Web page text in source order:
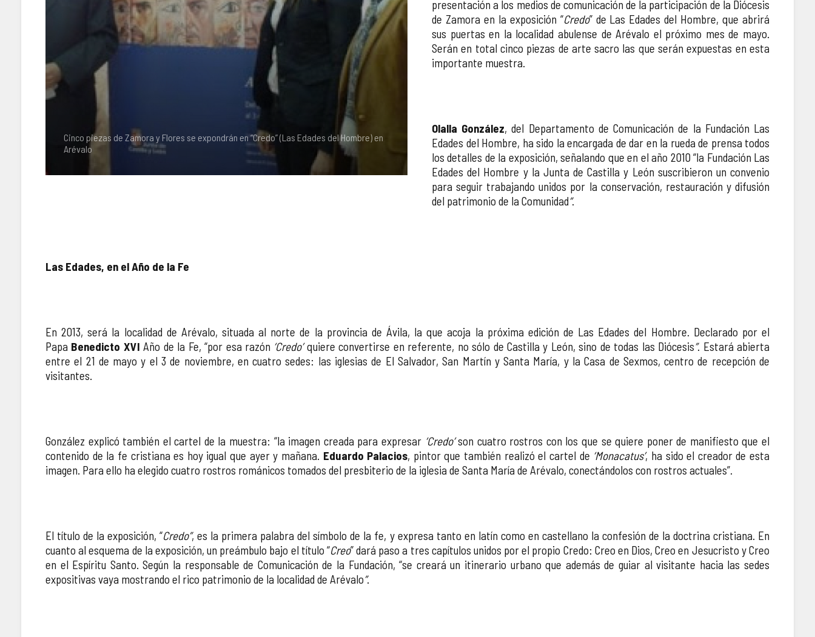
Cinco piezas de Zamora y Flores se expondrán en “Credo” (Las Edades del Hombre) en
Arévalo
presentación a los medios de comunicación de la participación de la Diócesis
de Zamora en la exposición “Credo” de Las Edades del Hombre, que abrirá
sus puertas en la localidad abulense de Arévalo el próximo mes de mayo.
Serán en total cinco piezas de arte sacro las que serán expuestas en esta
importante muestra.
Olalla González, del Departamento de Comunicación de la Fundación Las
Edades del Hombre, ha sido la encargada de dar en la rueda de prensa todos
los detalles de la exposición, señalando que en el año 2010 “la Fundación Las
Edades del Hombre y la Junta de Castilla y León suscribieron un convenio
para seguir trabajando unidos por la conservación, restauración y difusión
del patrimonio de la Comunidad”.
Las Edades, en el Año de la Fe
En 2013, será la localidad de Arévalo, situada al norte de la provincia de Ávila, la que acoja la próxima edición de Las Edades del Hombre. Declarado por el
Papa Benedicto XVI Año de la Fe, “por esa razón ‘Credo’quiere convertirse en referente, no sólo de Castilla y León, sino de todas las Diócesis”. Estará abierta
entre el 21 de mayo y el 3 de noviembre, en cuatro sedes: las iglesias de El Salvador, San Martín y Santa María, y la Casa de Sexmos, centro de recepción de
visitantes.
González explicó también el cartel de la muestra: “la imagen creada para expresar ‘Credo’son cuatro rostros con los que se quiere poner de manifiesto que el
contenido de la fe cristiana es hoy igual que ayer y mañana. Eduardo Palacios, pintor que también realizó el cartel de ‘Monacatus’, ha sido el creador de esta
imagen. Para ello ha elegido cuatro rostros románicos tomados del presbiterio de la iglesia de Santa María de Arévalo, conectándolos con rostros actuales”.
El título de la exposición, “Credo”, es la primera palabra del símbolo de la fe, y expresa tanto en latín como en castellano la confesión de la doctrina cristiana. En
cuanto al esquema de la exposición, un preámbulo bajo el título “Creo” dará paso a tres capítulos unidos por el propio Credo: Creo en Dios, Creo en Jesucristo y Creo
en el Espíritu Santo. Según la responsable de Comunicación de la Fundación, “se creará un itinerario urbano que además de guiar al visitante hacia las sedes
expositivas vaya mostrando el rico patrimonio de la localidad de Arévalo”.